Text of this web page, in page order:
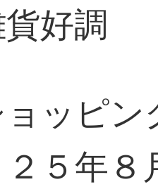
好調
ッピン
５年